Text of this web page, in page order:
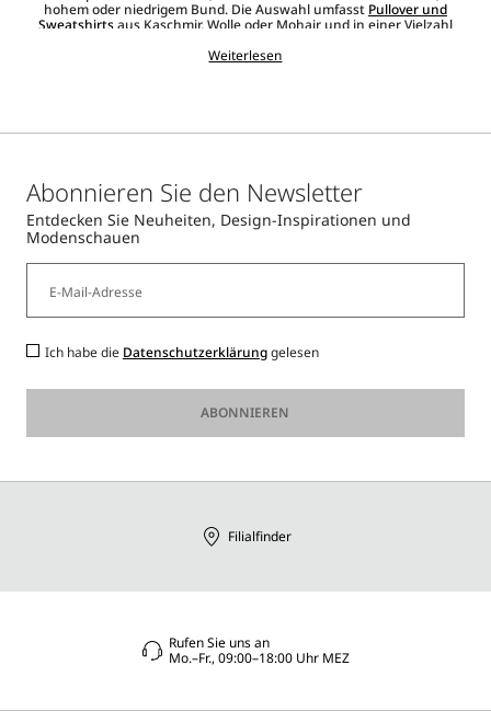
hohem oder niedrigem Bund. Die Auswahl umfasst Pullover und
Sweatshirtsaus Kaschmir, Wolle oder Mohair und in einer Vielzahl
vielen Prints und Mustern, Jeans und Komplettlooks aus
Sonnenbrillenwählen, um den Look mit einem markanten Touch zu
Weiterlesen
Abonnieren Sie den Newsletter
Entdecken Sie Neuheiten, Design-Inspirationen und
Modenschauen
Ich habe die Datenschutzerklärunggelesen
ABONNIEREN
Filialfinder
Rufen Sie uns an
Mo.–Fr., 09:00–18:00 Uhr MEZ